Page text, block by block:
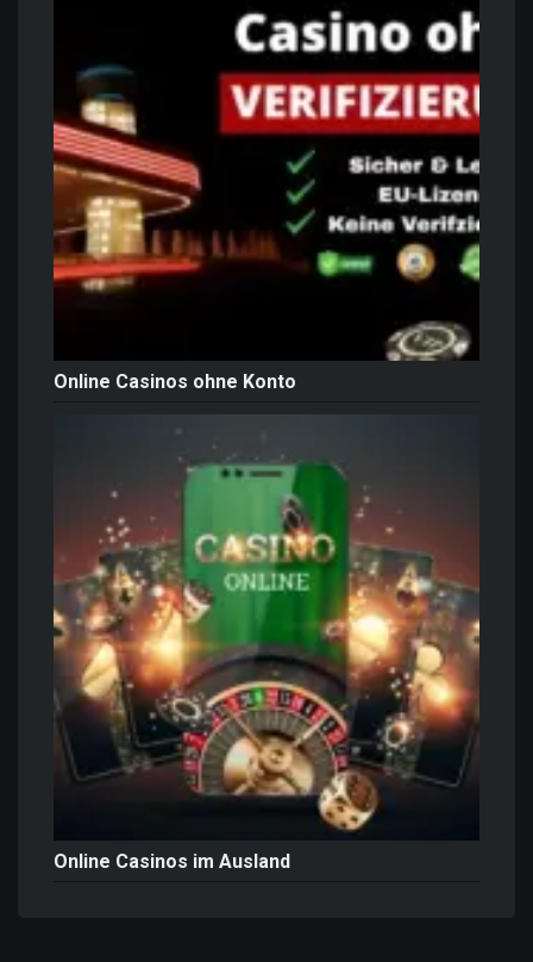
Online Casinos ohne Konto
Online Casinos im Ausland